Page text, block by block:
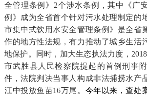
全管理条例》2个涉水条例，其中《广
例》成为全省首个针对污水处理制定的
市集中式饮用水安全管理条例》是全省
作的地方性法规，有力推动了城乡生活
地保护。同时，加大生态执法力度， 2018
市武胜县人民检察院提起的首例刑事
件，法院判决当事人构成非法捕捞水产
江中投放鱼苗16万尾。 今年以来，查处